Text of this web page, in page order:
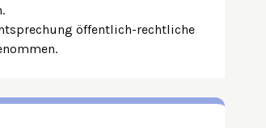
öffentlich-rechtliche